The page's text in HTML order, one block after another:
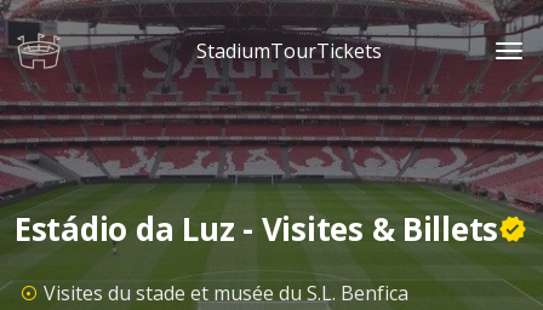
StadiumTourTickets
Estádio da Luz - Visites & Billets
Visites du stade et musée du S.L. Benfica